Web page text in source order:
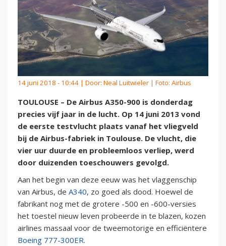
14 juni 2018 - 10:44 | Door: Neal Luitwieler | Foto: Airbus
TOULOUSE – De Airbus A350-900 is donderdag
precies vijf jaar in de lucht. Op 14 juni 2013 vond
de eerste testvlucht plaats vanaf het vliegveld
bij de Airbus-fabriek in Toulouse. De vlucht, die
vier uur duurde en probleemloos verliep, werd
door duizenden toeschouwers gevolgd.
Aan het begin van deze eeuw was het vlaggenschip
van Airbus, de A340, zo goed als dood. Hoewel de
fabrikant nog met de grotere -500 en -600-versies
het toestel nieuw leven probeerde in te blazen, kozen
airlines massaal voor de tweemotorige en efficiëntere
Boeing 777-300ER.